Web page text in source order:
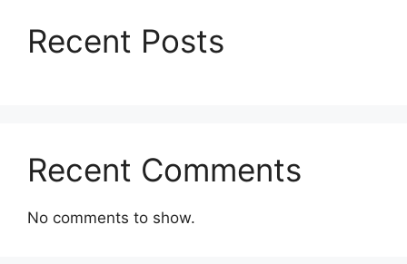
Recent Posts
Recent Comments
No comments to show.